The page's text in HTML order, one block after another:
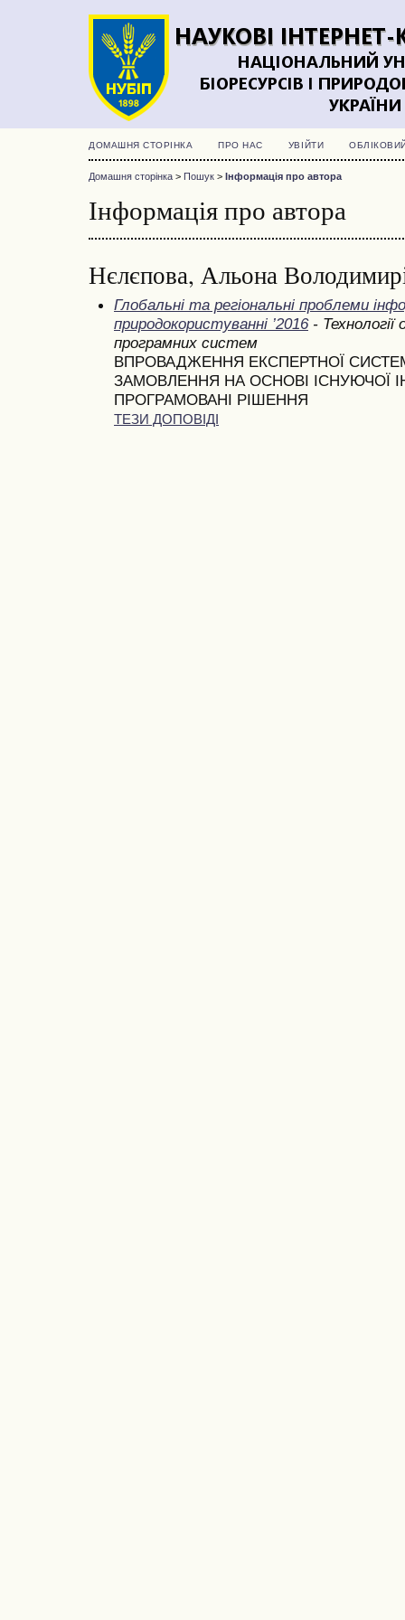
ДОМАШНЯ СТОРІНКА ПРО НАС УВІЙТИ
Домашня сторінка > Пошук > Інформація про автора
Інформація про автора
Нєлєпова, Альона
Глобальні та регіональні проблеми
природокористуванні ’2016- Технології
програмних систем
ВПРОВАДЖЕННЯ ЕКСПЕРТНОЇ
ЗАМОВЛЕННЯ НА ОСНОВІ ІСНУЮЧОЇ
ПРОГРАМОВАНІ РІШЕННЯ
ТЕЗИ ДОПОВІДІ